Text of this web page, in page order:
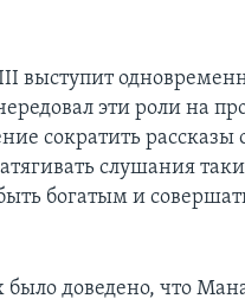
выступит
эти роли на
сократить рассказы
слушания
богатым и
доведено, что